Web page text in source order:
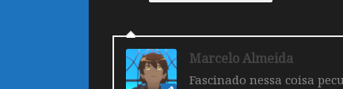
Marcelo Almeida
Fascinado nessa coisa